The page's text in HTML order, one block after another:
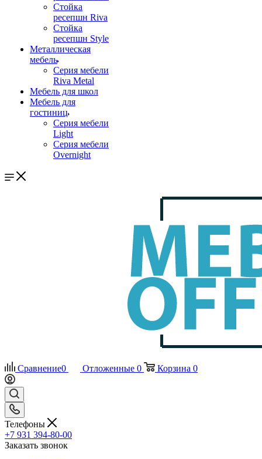
Стойка
ресепшн Riva
Стойка
ресепшн Style
Металлическая
мебель
Серия мебели
Riva Metal
Мебель для школ
Мебель для
гостиниц
Серия мебели
Light
Серия мебели
Overnight
Сравнение0 Отложенные 0 Корзина 0
Телефоны
+7 931 394-80-00
Заказать звонок